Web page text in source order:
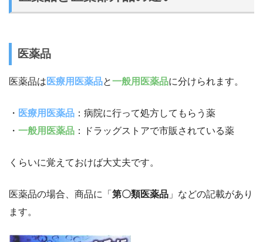
医薬品
医薬品は 医療用医薬品と一般用医薬品に分けられます。
・ 医療用医薬品 ：病院に行って処方してもらう薬
・ 一般用医薬品 ：ドラッグストアで市販されている薬
くらいに覚えておけば大丈夫です。
医薬品の場合、商品に「 第〇類医薬品 」などの記載があり
ます。